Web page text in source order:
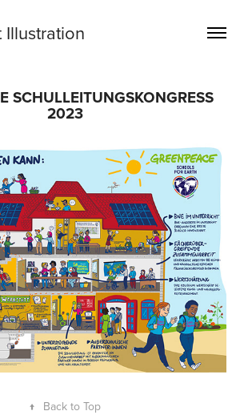
SCHULLEITUNGSKONGRESS
2023
↑ Back to Top